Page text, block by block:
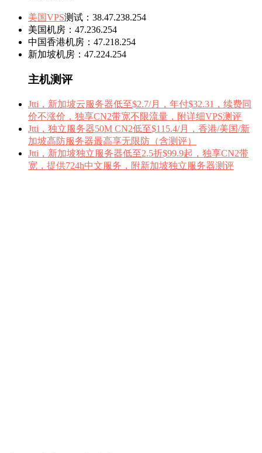
美国VPS测试：38.47.238.254
美国机房：47.236.254
中国香港机房：47.218.254
新加坡机房：47.224.254
主机测评
Jtti，新加坡云服务器低至$2.7/月，年付$32.31，续费同
价不涨价，独享CN2带宽不限流量，附详细VPS测评
Jtti，独立服务器50M CN2低至$115.4/月，香港/美国/新
加坡高防服务器最高享无限防（含测评）
Jtti，新加坡独立服务器低至2.5折$99.9起，独享CN2带
宽，提供724h中文服务，附新加坡独立服务器测评